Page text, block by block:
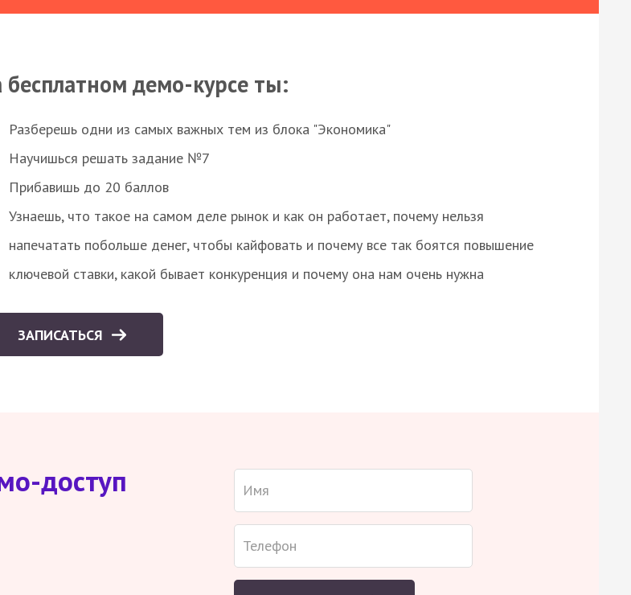
бесплатном демо-курсе ты:
Разберешь одни из самых важных тем из блока "Экономика"
Научишься решать задание №7
Прибавишь до 20 баллов
Узнаешь, что такое на самом деле рынок и как он работает, почему нельзя
напечатать побольше денег, чтобы кайфовать и почему все так боятся повышение
ключевой ставки, какой бывает конкуренция и почему она нам очень нужна
ЗАПИСАТЬСЯ
доступ